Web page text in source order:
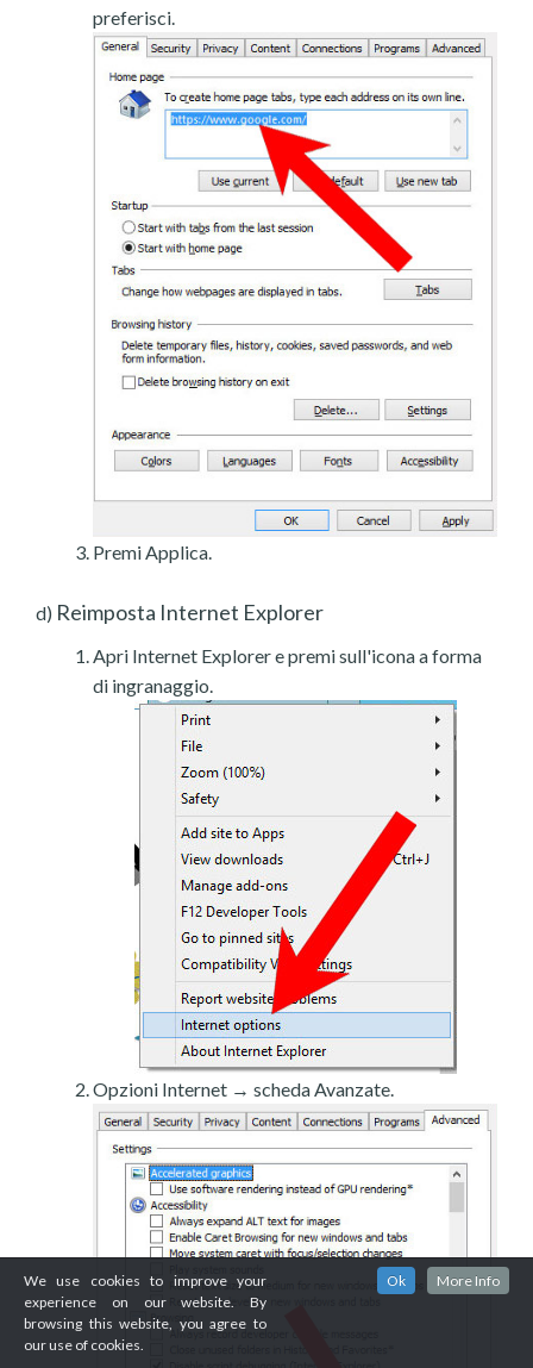
preferisci.
Premi Applica.
d) Reimposta Internet Explorer
Apri Internet Explorer e premi sull'icona a forma
di ingranaggio.
Opzioni Internet → scheda Avanzate.
We use cookies to improve your
experience on our website. By
browsing this website, you agree to
our use of cookies.
Ok More Info